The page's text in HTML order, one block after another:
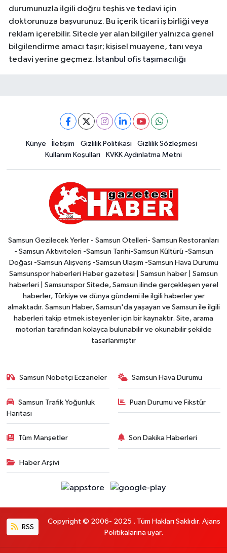
durumunuzla ilgili doğru teşhis ve tedavi için
doktorunuza başvurunuz. Bu içerik ticari iş birliği veya
reklam içerebilir. Sitede yer alan bilgiler yalnızca genel
bilgilendirme amacı taşır; kişisel muayene, tanı veya
tedavi yerine geçmez. İstanbul ofis taşımacılığı
Künye İletişim Gizlilik Politikası
Gizlilik Sözleşmesi
Kullanım Koşulları
KVKK Aydınlatma Metni
Samsun Gezilecek Yerler - Samsun Otelleri- Samsun Restoranları
- Samsun Aktiviteleri -Samsun Tarihi-Samsun Kültürü -Samsun
Doğası -Samsun Alışveriş -Samsun Ulaşım -Samsun Hava Durumu
Samsunspor haberleri Haber gazetesi | Samsun haber | Samsun
haberleri | Samsunspor Sitede, Samsun ilinde gerçekleşen yerel
haberler, Türkiye ve dünya gündemi ile ilgili haberler yer
almaktadır. Samsun Haber, Samsun'da yaşayan ve Samsun ile ilgili
haberleri takip etmek isteyenler için bir kaynaktır. Site, arama
motorları tarafından kolayca bulunabilir ve okunabilir şekilde
tasarlanmıştır
Samsun Nöbetçi Eczaneler Samsun Hava Durumu
Samsun Trafik Yoğunluk
Haritası
Puan Durumu ve Fikstür
Tüm Manşetler Son Dakika Haberleri
Haber Arşivi
RSS
Copyright © 2006- 2025 . Tüm Hakları Saklıdır. Ajans
Politikalarına uyar.